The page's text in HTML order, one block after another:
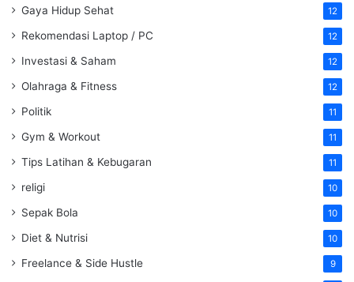
Gaya Hidup Sehat 12
Rekomendasi Laptop / PC 12
Investasi & Saham 12
Olahraga & Fitness 12
Politik 11
Gym & Workout 11
Tips Latihan & Kebugaran 11
religi 10
Sepak Bola 10
Diet & Nutrisi 10
Freelance & Side Hustle 9